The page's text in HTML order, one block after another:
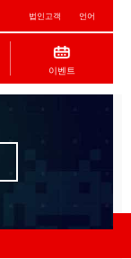
법인고객 언어
이벤트